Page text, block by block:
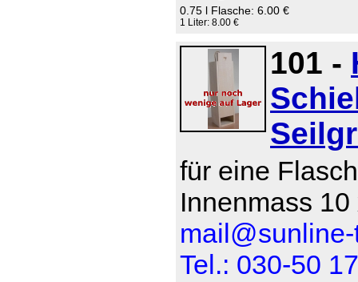
0.75 l Flasche: 6.00 €
1 Liter: 8.00 €
101 -
für eine
Innenmass
Tel.: 030-50